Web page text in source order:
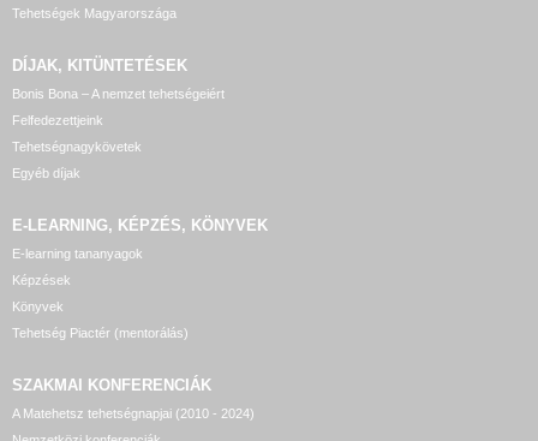
Tehetségek Magyarországa
DÍJAK, KITÜNTETÉSEK
Bonis Bona – A nemzet tehetségeiért
Felfedezettjeink
Tehetségnagykövetek
Egyéb díjak
E-LEARNING, KÉPZÉS, KÖNYVEK
E-learning tananyagok
Képzések
Könyvek
Tehetség Piactér (mentorálás)
SZAKMAI KONFERENCIÁK
A Matehetsz tehetségnapjai (2010 - 2024)